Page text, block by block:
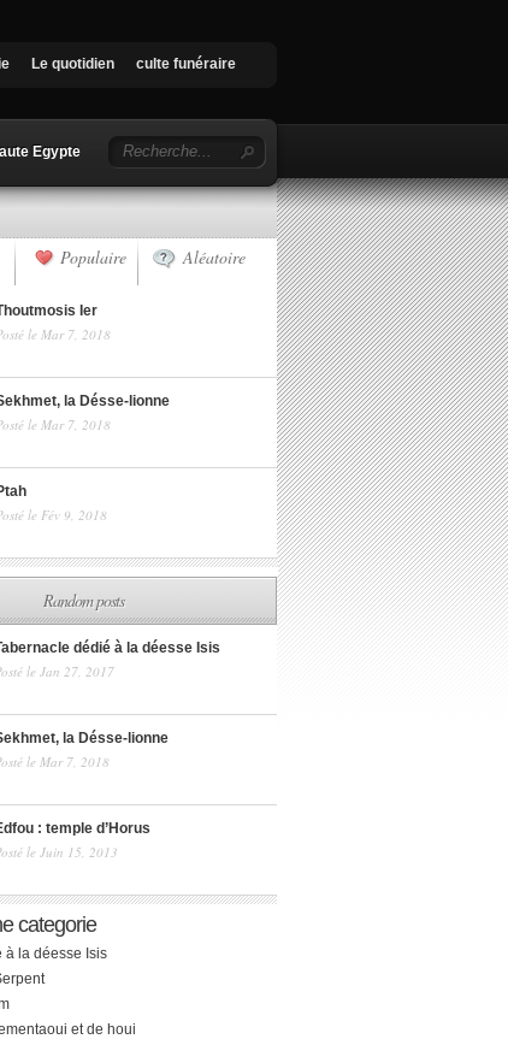
Le quotidien culte funéraire
Egypte
Populaire Aléatoire
Ier
le Mar 7, 2018
la Désse-lionne
le Mar 7, 2018
le Fév 9, 2018
Random posts
dédié à la déesse Isis
le Jan 27, 2017
la Désse-lionne
le Mar 7, 2018
: temple d’Horus
le Juin 15, 2013
categorie
à la déesse Isis
et de houi